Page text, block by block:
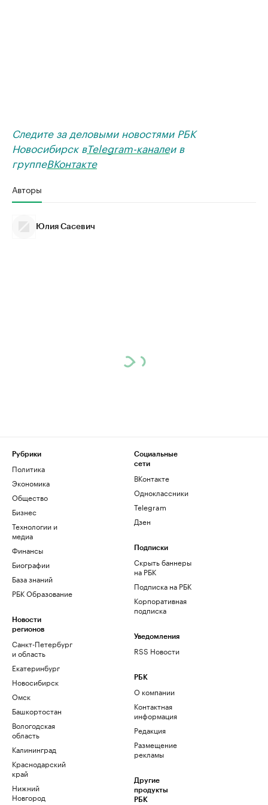
Следите за деловыми новостями РБК
Новосибирск вTelegram-каналеи в
группеВКонтакте
Авторы
Юлия Сасевич
Рубрики
Политика
Экономика
Общество
Бизнес
Технологии и
медиа
Финансы
Биографии
База знаний
РБК Образование
Новости
регионов
Санкт-Петербург
и область
Екатеринбург
Новосибирск
Омск
Башкортостан
Вологодская
область
Калининград
Краснодарский
край
Нижний
Новгород
Социальные
сети
ВКонтакте
Одноклассники
Telegram
Дзен
Подписки
Скрыть баннеры
на РБК
Подписка на РБК
Корпоративная
подписка
Уведомления
RSS Новости
РБК
О компании
Контактная
информация
Редакция
Размещение
рекламы
Другие
продукты
РБК